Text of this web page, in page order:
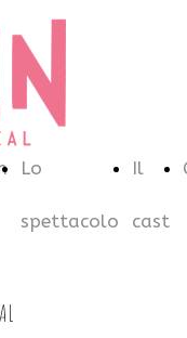
Lo
spettacolo
Il
cast